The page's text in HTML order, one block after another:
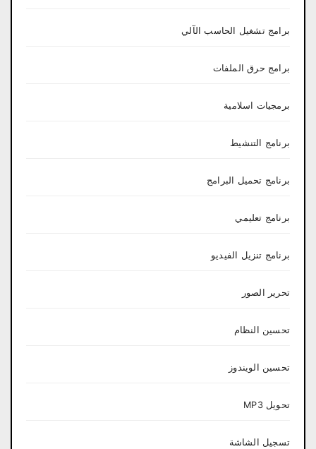
برامج تشغيل الحاسب الآلي
برامج حرق الملفات
برمجيات اسلامية
برنامج التنشيط
برنامج تحميل البرامج
برنامج تعليمي
برنامج تنزيل الفيديو
تحرير الصور
تحسين النظام
تحسين الويندوز
تحويل MP3
تسجيل الشاشة